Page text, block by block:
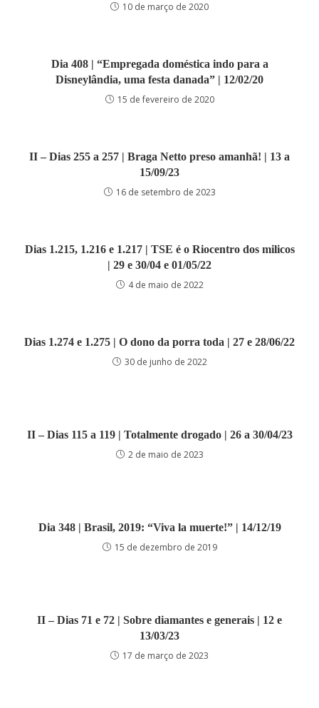
10 de março de 2020
Dia 408 | “Empregada doméstica indo para a
Disneylândia, uma festa danada” | 12/02/20
15 de fevereiro de 2020
II – Dias 255 a 257 | Braga Netto preso amanhã! | 13 a
15/09/23
16 de setembro de 2023
Dias 1.215, 1.216 e 1.217 | TSE é o Riocentro dos milicos
| 29 e 30/04 e 01/05/22
4 de maio de 2022
Dias 1.274 e 1.275 | O dono da porra toda | 27 e 28/06/22
30 de junho de 2022
II – Dias 115 a 119 | Totalmente drogado | 26 a 30/04/23
2 de maio de 2023
Dia 348 | Brasil, 2019: “Viva la muerte!” | 14/12/19
15 de dezembro de 2019
II – Dias 71 e 72 | Sobre diamantes e generais | 12 e
13/03/23
17 de março de 2023